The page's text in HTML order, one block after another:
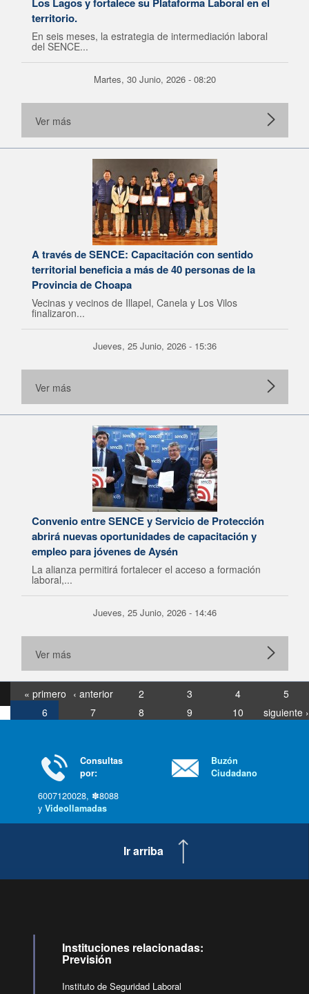
territorio.
En seis meses, la estrategia de intermediación laboral
del SENCE...
Martes, 30 Junio, 2026 - 08:20
Ver más
A través de SENCE: Capacitación con sentido
territorial beneficia a más de 40 personas de la
Provincia de Choapa
Vecinas y vecinos de Illapel, Canela y Los Vilos
finalizaron...
Jueves, 25 Junio, 2026 - 15:36
Ver más
Convenio entre SENCE y Servicio de Protección
abrirá nuevas oportunidades de capacitación y
empleo para jóvenes de Aysén
La alianza permitirá fortalecer el acceso a formación
laboral,...
Jueves, 25 Junio, 2026 - 14:46
Ver más
« primero ‹ anterior 2 3 4
5
6
7 8 9 10
siguiente ›
Consultas
por:
6007120028, ✽8088
y Videollamadas
Buzón
Ciudadano
Ir arriba
Instituciones relacionadas:
Previsión
Instituto de Seguridad Laboral